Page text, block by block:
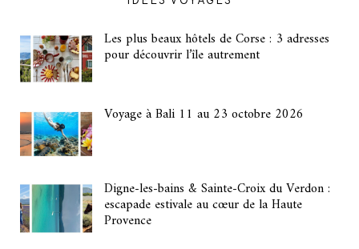
Les plus beaux hôtels de Corse : 3 adresses
pour découvrir l’île autrement
Voyage à Bali 11 au 23 octobre 2026
Digne-les-bains & Sainte-Croix du Verdon :
escapade estivale au cœur de la Haute
Provence